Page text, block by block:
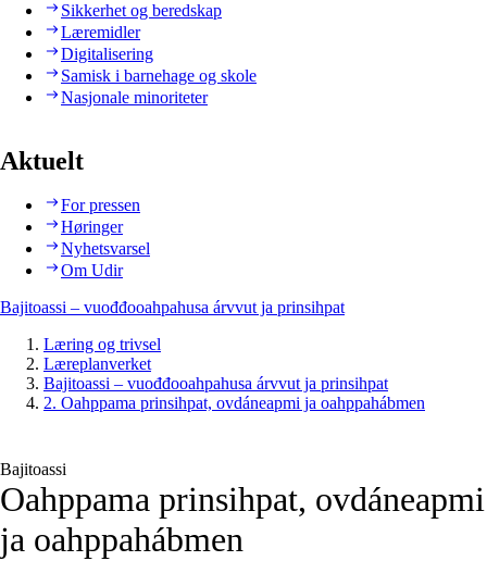
Sikkerhet og beredskap
Læremidler
Digitalisering
Samisk i barnehage og skole
Nasjonale minoriteter
Aktuelt
For pressen
Høringer
Nyhetsvarsel
Om Udir
Bajitoassi – vuođđooahpahusa árvvut ja prinsihpat
Læring og trivsel
Læreplanverket
Bajitoassi – vuođđooahpahusa árvvut ja prinsihpat
2. Oahppama prinsihpat, ovdáneapmi ja oahppahábmen
Bajitoassi
Oahppama prinsihpat, ovdáneapmi
ja oahppahábmen